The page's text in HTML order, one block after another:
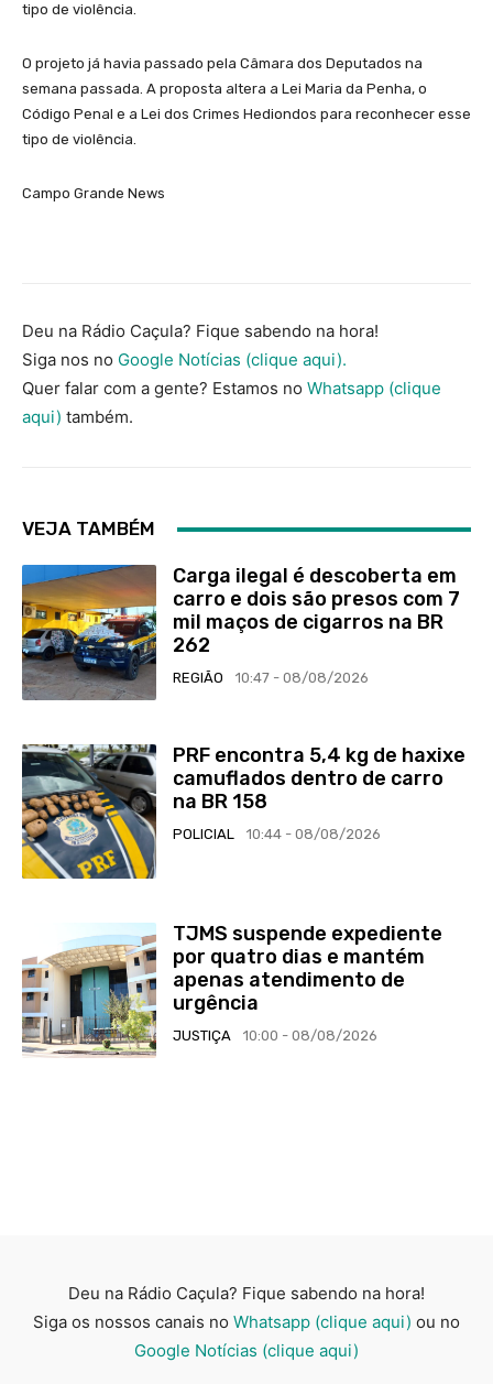
tipo de violência.
O projeto já havia passado pela Câmara dos Deputados na
semana passada. A proposta altera a Lei Maria da Penha, o
Código Penal e a Lei dos Crimes Hediondos para reconhecer esse
tipo de violência.
Campo Grande News
Deu na Rádio Caçula? Fique sabendo na hora!
Siga nos no Google Notícias (clique aqui).
Quer falar com a gente? Estamos no Whatsapp (clique
aqui) também.
VEJA TAMBÉM
Carga ilegal é descoberta em
carro e dois são presos com 7
mil maços de cigarros na BR
262
REGIÃO 10:47 - 08/08/2026
PRF encontra 5,4 kg de haxixe
camuflados dentro de carro
na BR 158
POLICIAL 10:44 - 08/08/2026
TJMS suspende expediente
por quatro dias e mantém
apenas atendimento de
urgência
JUSTIÇA 10:00 - 08/08/2026
Deu na Rádio Caçula? Fique sabendo na hora!
Siga os nossos canais no Whatsapp (clique aqui) ou no
Google Notícias (clique aqui)